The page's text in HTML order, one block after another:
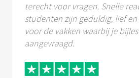
terecht voor vragen. Snelle
studenten zijn geduldig, lief
voor de vakken waarbij je
aangevraagd.